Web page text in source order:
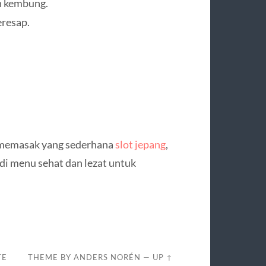
yang sederhanaslot jepang,
menu sehat dan lezat untuk
THEME BYANDERS NORÉN — UP ↑